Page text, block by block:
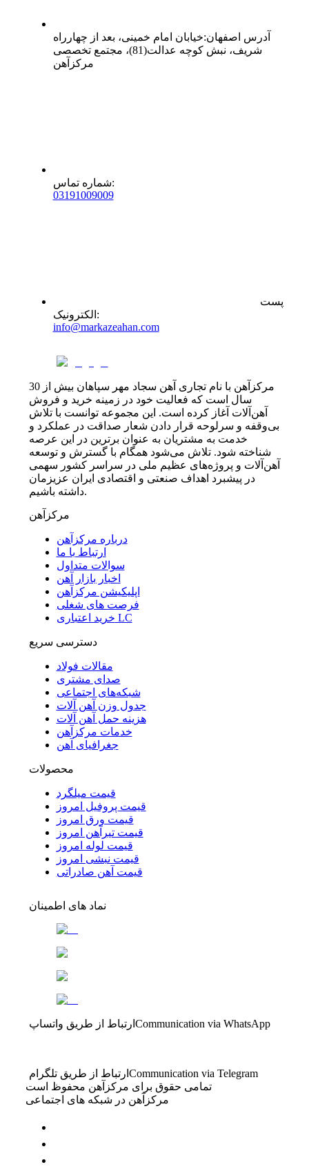
آدرس اصفهان:خیابان امام خمینی، بعد از چهارراه
شریف، نبش کوچه عدالت(81)، مجتمع تخصصی
مرکزآهن
شماره تماس:
03191009009
پست
الکترونیک :
info@markazeahan.com
مرکزآهن با نام تجاری آهن سجاد مهر سپاهان بیش از 30
سال است که فعالیت خود در زمینه خرید و فروش
آهن‌آلات آغاز کرده است. این مجموعه توانست با تلاش
بی‌وقفه و سرلوحه قرار دادن شعار صداقت در عملکرد و
خدمت به مشتریان به عنوان برترین در این عرصه
شناخته شود. تلاش می‌شود همگام با گسترش و توسعه
آهن‌آلات و پروژه‌های عظیم ملی در سراسر کشور سهمی
در پیشبرد اهداف صنعتی و اقتصادی ایران عزیزمان
داشته باشیم.
مرکزآهن
درباره مرکزآهن
ارتباط با ما
سوالات متداول
اخبار بازار آهن
اپلیکیشن مرکزآهن
فرصت های شغلی
خرید اعتباری LC
دسترسی سریع
مقالات فولاد
صدای مشتری
شبکه‌های اجتماعی
جدول وزن آهن آلات
هزینه حمل آهن آلات
خدمات مرکزآهن
جغرافیای آهن
محصولات
قیمت میلگرد
قیمت پروفیل امروز
قیمت ورق امروز
قیمت تیرآهن امروز
قیمت لوله امروز
قیمت نبشی امروز
قیمت آهن صادراتی
نماد های اطمینان
ارتباط از طریق واتساپ Communication via WhatsApp
ارتباط از طریق تلگرام Communication via Telegram
تمامی حقوق برای مرکزآهن محفوظ است
مرکزآهن در شبکه های اجتماعی